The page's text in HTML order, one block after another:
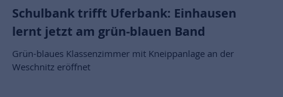
Schulbank trifft Uferbank: Einhausen
lernt jetzt am grün-blauen Band
Grün-blaues Klassenzimmer mit Kneippanlage an der
Weschnitz eröffnet